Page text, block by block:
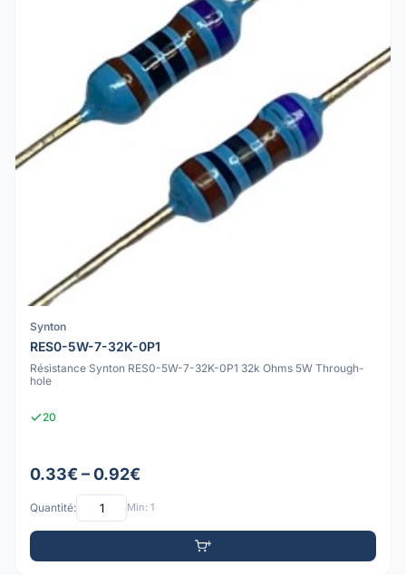
Synton
RES0-5W-7-32K-0P1
Résistance Synton RES0-5W-7-32K-0P1 32k Ohms 5W Through-
hole
20
0.33€ – 0.92€
Quantité: Min: 1